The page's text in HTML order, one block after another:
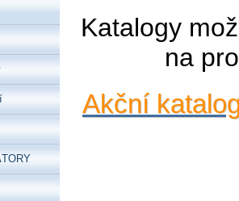
Katalogy
na
Akční